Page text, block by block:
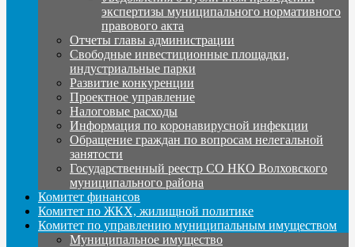
экспертизы муниципального нормативного
правового акта
Отчеты главы администрации
Свободные инвестиционные площадки,
индустриальные парки
Развитие конкуренции
Проектное управление
Налоговые расходы
Информация по коронавирусной инфекции
Обращение граждан по вопросам нелегальной
занятости
Государственный реестр СО НКО Волховского
муниципального района
Комитет финансов
Комитет по ЖКХ, жилищной политике
Комитет по управлению муниципальным имуществом
Муниципальное имущество